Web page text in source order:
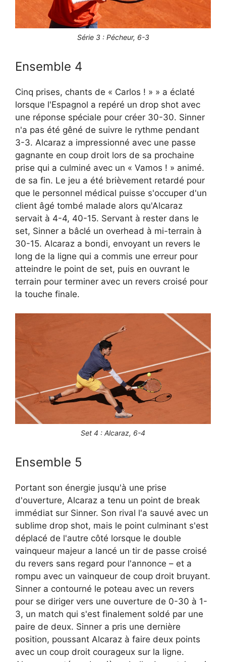
Série 3 : Pécheur, 6-3
Ensemble 4
Cinq prises, chants de « Carlos ! » » a éclaté
lorsque l'Espagnol a repéré un drop shot avec
une réponse spéciale pour créer 30-30. Sinner
n'a pas été gêné de suivre le rythme pendant
3-3. Alcaraz a impressionné avec une passe
gagnante en coup droit lors de sa prochaine
prise qui a culminé avec un « Vamos ! » animé.
de sa fin. Le jeu a été brièvement retardé pour
que le personnel médical puisse s'occuper d'un
client âgé tombé malade alors qu'Alcaraz
servait à 4-4, 40-15. Servant à rester dans le
set, Sinner a bâclé un overhead à mi-terrain à
30-15. Alcaraz a bondi, envoyant un revers le
long de la ligne qui a commis une erreur pour
atteindre le point de set, puis en ouvrant le
terrain pour terminer avec un revers croisé pour
la touche finale.
Set 4 : Alcaraz, 6-4
Ensemble 5
Portant son énergie jusqu'à une prise
d'ouverture, Alcaraz a tenu un point de break
immédiat sur Sinner. Son rival l'a sauvé avec un
sublime drop shot, mais le point culminant s'est
déplacé de l'autre côté lorsque le double
vainqueur majeur a lancé un tir de passe croisé
du revers sans regard pour l'annonce – et a
rompu avec un vainqueur de coup droit bruyant.
Sinner a contourné le poteau avec un revers
pour se diriger vers une ouverture de 0-30 à 1-
3, un match qui s'est finalement soldé par une
paire de deux. Sinner a pris une dernière
position, poussant Alcaraz à faire deux points
avec un coup droit courageux sur la ligne.